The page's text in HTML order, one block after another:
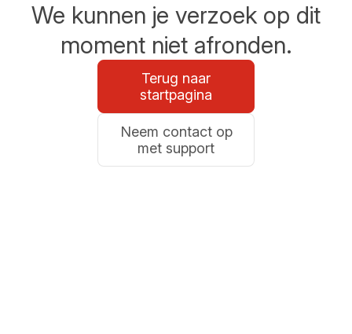
We kunnen je verzoek op dit
moment niet afronden.
Terug naar
startpagina
Neem contact op
met support